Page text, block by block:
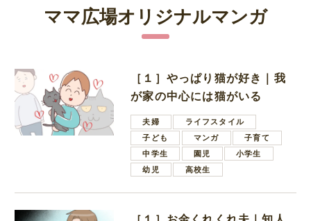
ママ広場オリジナルマンガ
［１］やっぱり猫が好き｜我
が家の中心には猫がいる
夫婦
ライフスタイル
子ども
マンガ
子育て
中学生
園児
小学生
幼児
高校生